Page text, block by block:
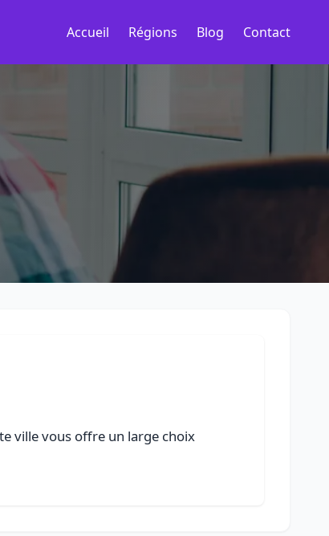
Accueil Régions Blog Contact
ville vous offre un large choix